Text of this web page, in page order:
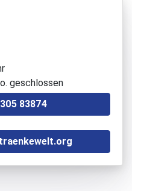
geschlossen
83874